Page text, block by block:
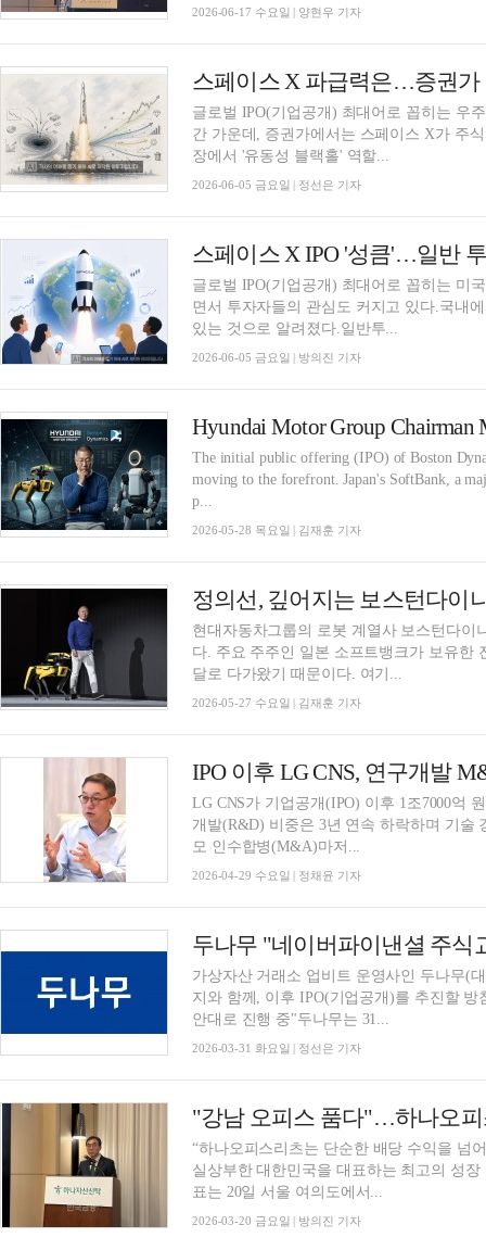
2026-06-17 수요일 | 양현우 기자
글로벌 IPO(기업공개) 최대어로 꼽히는 우
간 가운데, 증권가에서는 스페이스 X가 주
장에서 '유동성 블랙홀' 역할...
2026-06-05 금요일 | 정선은 기자
스페이스 X IPO '성큼'…일반
글로벌 IPO(기업공개) 최대어로 꼽히는 미
면서 투자자들의 관심도 커지고 있다.국내
있는 것으로 알려졌다.일반투...
2026-06-05 금요일 | 방의진 기자
The initial public offering (IPO) of Boston
moving to the forefront. Japan's SoftBank, a
p...
2026-05-28 목요일 | 김재훈 기자
정의선, 깊어지는 보스턴다이
현대자동차그룹의 로봇 계열사 보스턴다이
다. 주요 주주인 일본 소프트뱅크가 보유한
달로 다가왔기 때문이다. 여기...
2026-05-27 수요일 | 김재훈 기자
IPO 이후 LG CNS, 연구개발
LG CNS가 기업공개(IPO) 이후 1조7000억
개발(R&D) 비중은 3년 연속 하락하며 기술
모 인수합병(M&A)마저...
2026-04-29 수요일 | 정채윤 기자
두나무 "네이버파이낸셜 주식
가상자산 거래소 업비트 운영사인 두나무(
지와 함께, 이후 IPO(기업공개)를 추진할
안대로 진행 중"두나무는 31...
2026-03-31 화요일 | 정선은 기자
"강남 오피스 품다"…하나오
“하나오피스리츠는 단순한 배당 수익을 넘
실상부한 대한민국을 대표하는 최고의 성
표는 20일 서울 여의도에서...
2026-03-20 금요일 | 방의진 기자